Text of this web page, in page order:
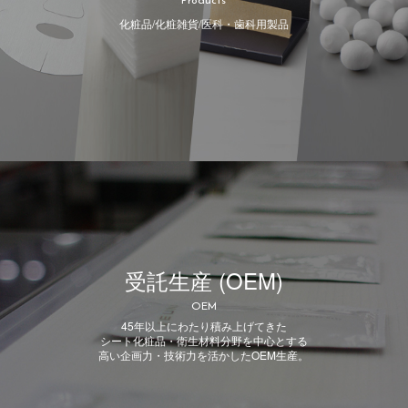
化粧品/化粧雑貨/医科・歯科用製品
受託生産 (OEM)
OEM
45年以上にわたり積み上げてきた
シート化粧品・衛生材料分野を中心とする
高い企画力・技術力を活かしたOEM生産。